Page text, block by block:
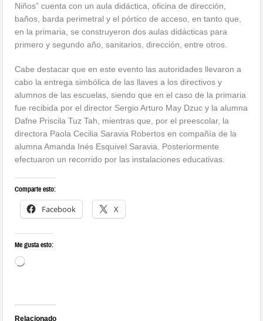
Niños” cuenta con un aula didáctica, oficina de dirección,
baños, barda perimetral y el pórtico de acceso, en tanto que,
en la primaria, se construyeron dos aulas didácticas para
primero y segundo año, sanitarios, dirección, entre otros.
Cabe destacar que en este evento las autoridades llevaron a
cabo la entrega simbólica de las llaves a los directivos y
alumnos de las escuelas, siendo que en el caso de la primaria
fue recibida por el director Sergio Arturo May Dzuc y la alumna
Dafne Priscila Tuz Tah, mientras que, por el preescolar, la
directora Paola Cecilia Saravia Robertos en compañía de la
alumna Amanda Inés Esquivel Saravia. Posteriormente
efectuaron un recorrido por las instalaciones educativas.
Comparte esto:
Facebook X
Me gusta esto:
Relacionado